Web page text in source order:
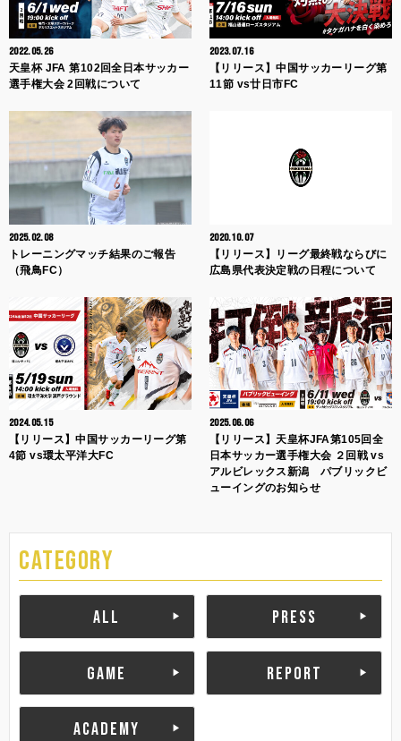
2022.05.26
天皇杯 JFA 第102回全日本サッカー
選手権大会 2回戦について
2023.07.16
【リリース】中国サッカーリーグ第
11節 vs廿日市FC
2025.02.08
トレーニングマッチ結果のご報告
（飛鳥FC）
2020.10.07
【リリース】リーグ最終戦ならびに
広島県代表決定戦の日程について
2024.05.15
【リリース】中国サッカーリーグ第
4節 vs環太平洋大FC
2025.06.06
【リリース】天皇杯JFA第105回全
日本サッカー選手権大会 ２回戦 vs
アルビレックス新潟 パブリックビ
ューイングのお知らせ
CATEGORY
ALL PRESS
GAME REPORT
ACADEMY